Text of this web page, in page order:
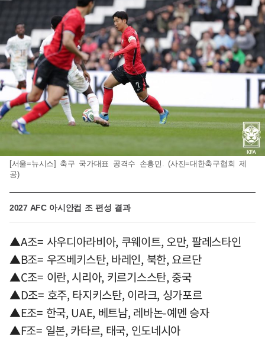
[서울=뉴시스] 축구 국가대표 공격수 손흥민. (사진=대한축구협회 제
공)
2027 AFC 아시안컵 조 편성 결과
▲A조= 사우디아라비아, 쿠웨이트, 오만, 팔레스타인
▲B조= 우즈베키스탄, 바레인, 북한, 요르단
▲C조= 이란, 시리아, 키르기스스탄, 중국
▲D조= 호주, 타지키스탄, 이라크, 싱가포르
▲E조= 한국, UAE, 베트남, 레바논-예멘 승자
▲F조= 일본, 카타르, 태국, 인도네시아